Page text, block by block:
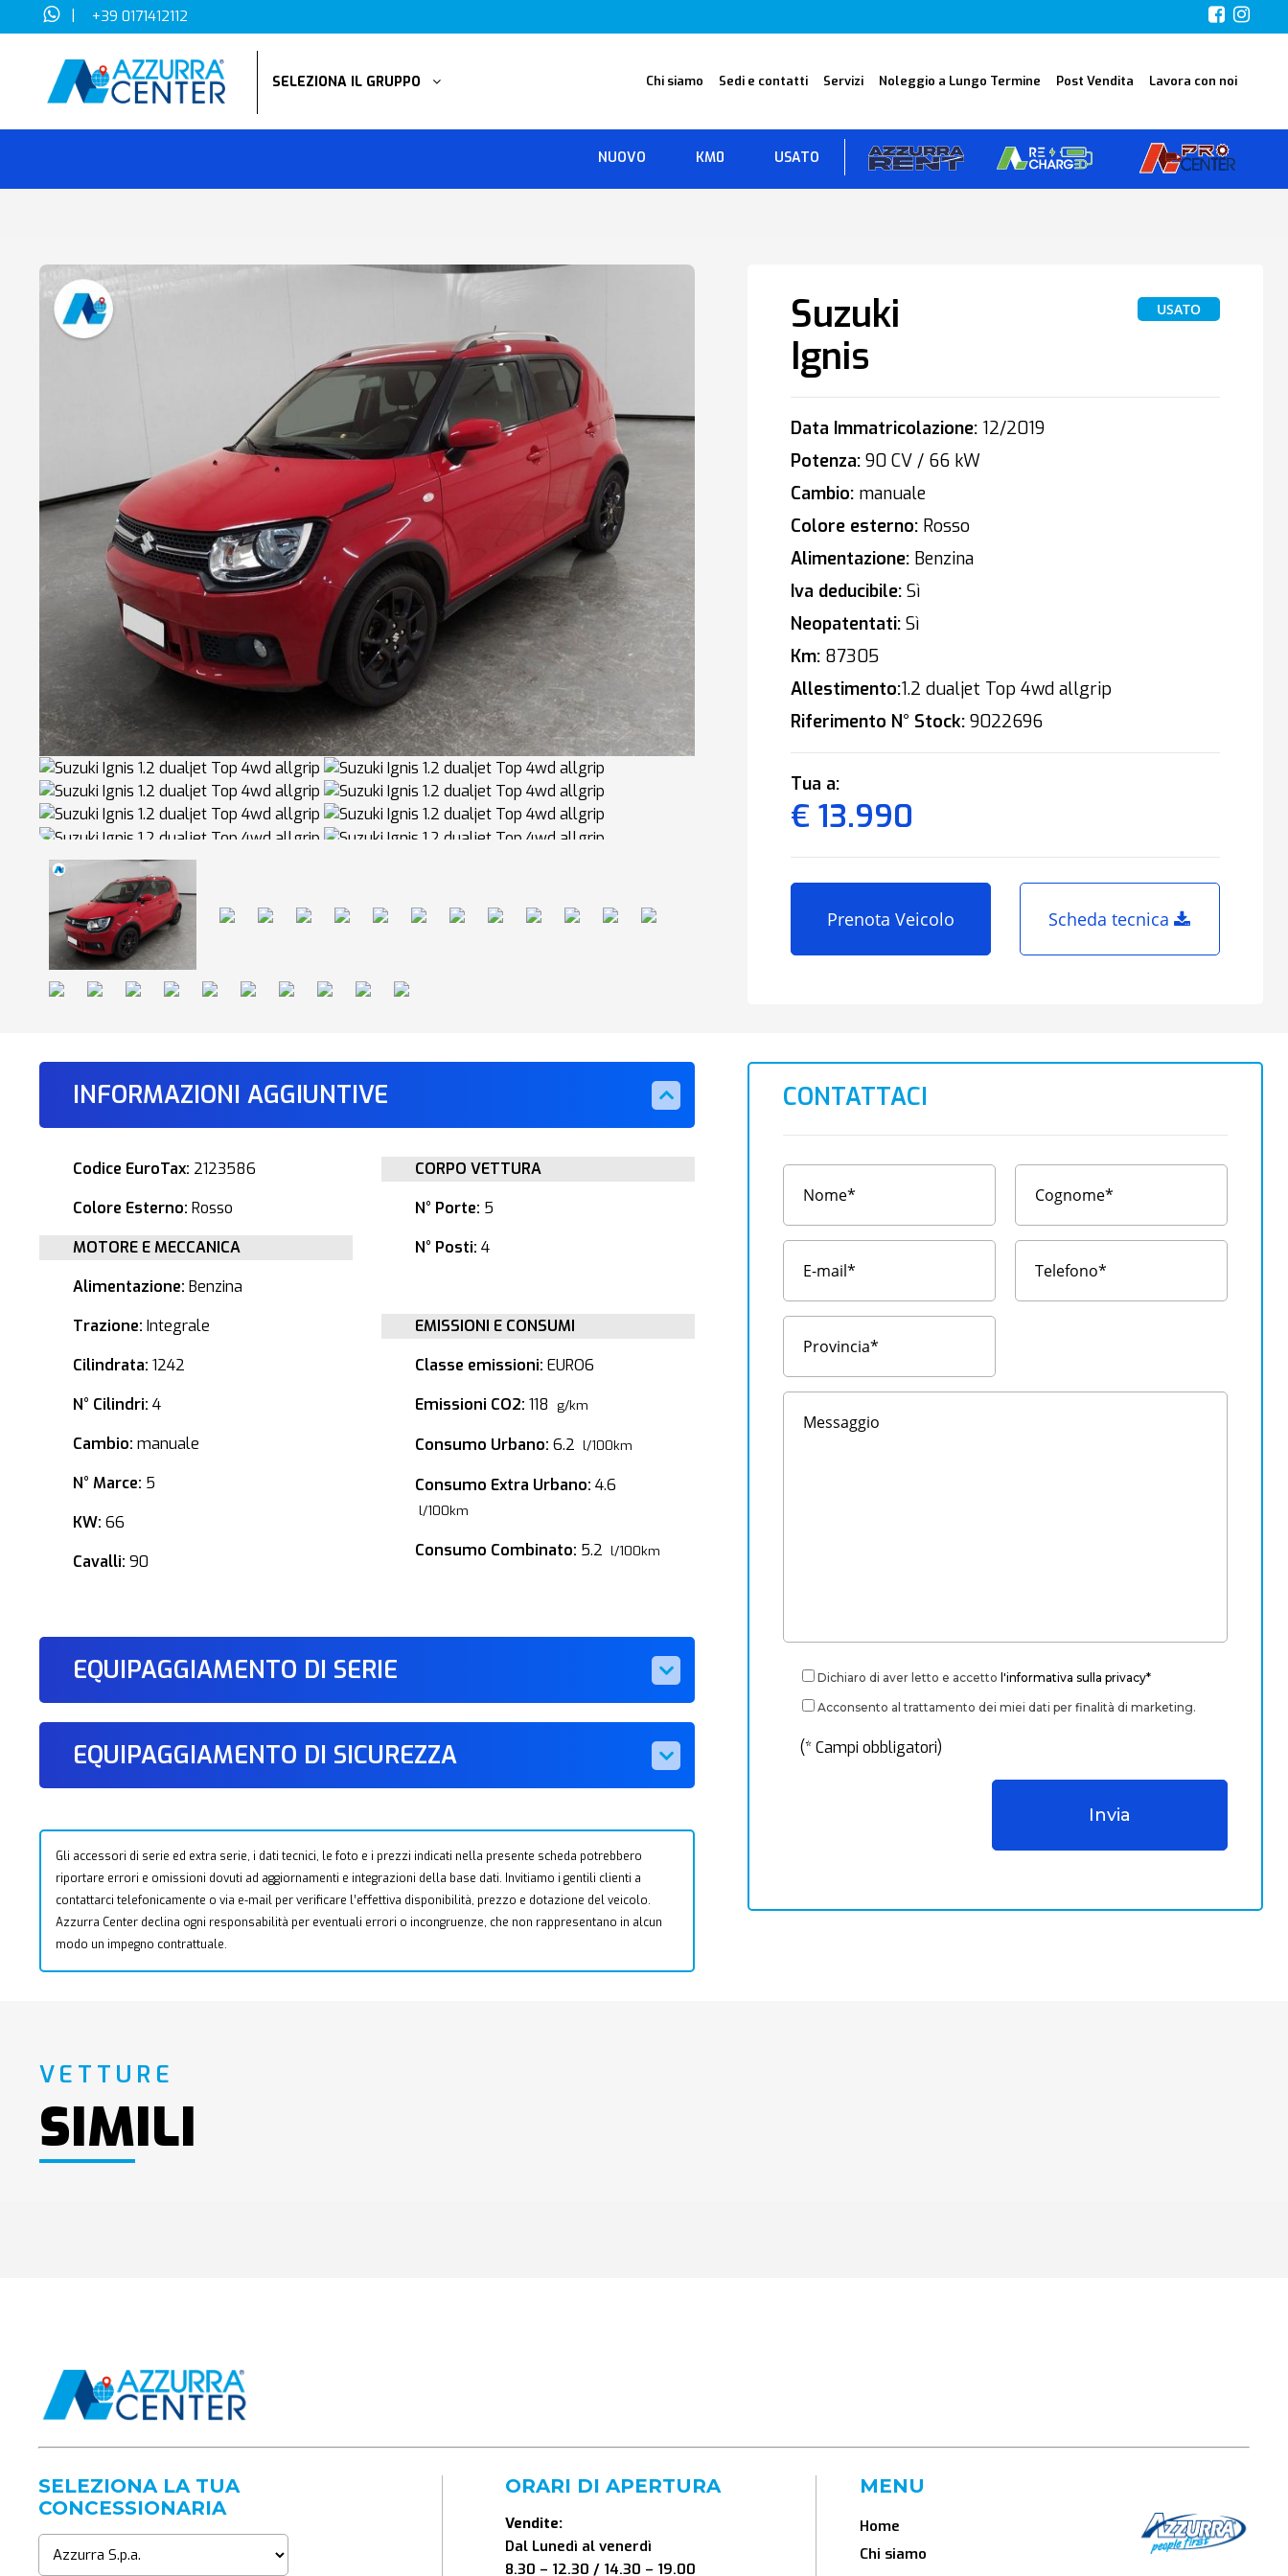
| +39 0171412112
SELEZIONA IL GRUPPO Chi siamo Sedi e contatti Servizi Noleggio a Lungo Termine Post Vendita Lavora con noi
NUOVO KM0 USATO
Suzuki
Ignis
USATO
Data Immatricolazione:12/2019
Potenza:90 CV / 66 kW
Cambio:manuale
Colore esterno:Rosso
Alimentazione:Benzina
Iva deducibile:Sì
Neopatentati:Sì
Km:87305
Allestimento:1.2 dualjet Top 4wd allgrip
Riferimento N° Stock:9022696
Tua a:
€ 13.990
Prenota Veicolo Scheda tecnica
INFORMAZIONI AGGIUNTIVE
Codice EuroTax: 2123586
Colore Esterno: Rosso
MOTORE E MECCANICA
Alimentazione: Benzina
Trazione: Integrale
Cilindrata: 1242
N° Cilindri: 4
Cambio: manuale
N° Marce: 5
KW: 66
Cavalli: 90
CORPO VETTURA
N° Porte: 5
N° Posti: 4
EMISSIONI E CONSUMI
Classe emissioni: EURO6
Emissioni CO2: 118 g/km
Consumo Urbano: 6.2 l/100km
Consumo Extra Urbano: 4.6
l/100km
Consumo Combinato: 5.2 l/100km
EQUIPAGGIAMENTO DI SERIE
EQUIPAGGIAMENTO DI SICUREZZA
Gli accessori di serie ed extra serie, i dati tecnici, le foto e i prezzi indicati nella presente scheda potrebbero
riportare errori e omissioni dovuti ad aggiornamenti e integrazioni della base dati. Invitiamo i gentili clienti a
contattarci telefonicamente o via e-mail per verificare l’effettiva disponibilità, prezzo e dotazione del veicolo.
Azzurra Center declina ogni responsabilità per eventuali errori o incongruenze, che non rappresentano in alcun
modo un impegno contrattuale.
CONTATTACI
Dichiaro di aver letto e accetto l'informativa sulla privacy*
Acconsento al trattamento dei miei dati per finalità di marketing.
(* Campi obbligatori)
VETTURE
SIMILI
SELEZIONA LA TUA
CONCESSIONARIA
ORARI DI APERTURA
Vendite:
Dal Lunedì al venerdì
8.30 – 12.30 / 14.30 – 19.00
MENU
Home
Chi siamo